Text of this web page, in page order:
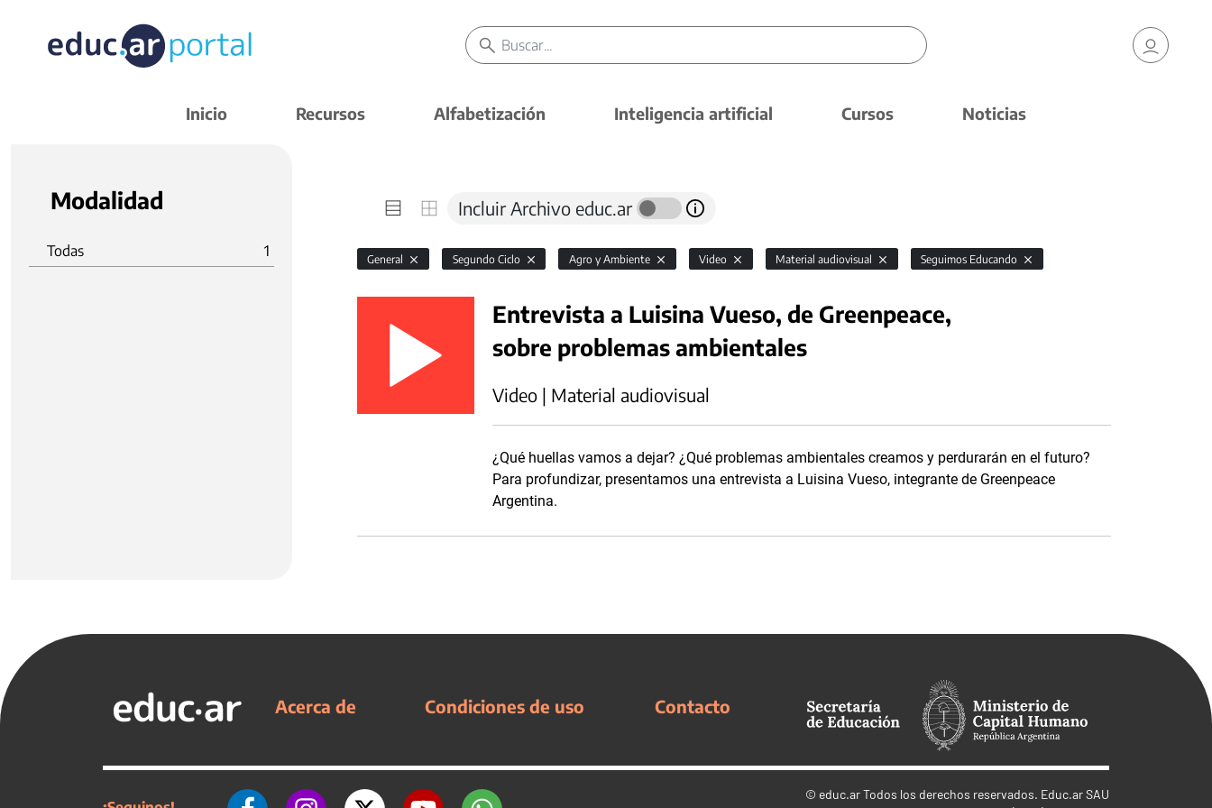
Inicio Recursos Alfabetización Inteligencia artificial Cursos Noticias
Modalidad
Todas 1
Incluir Archivo educ.ar
General Segundo Ciclo Agro y Ambiente Video Material audiovisual Seguimos Educando
Entrevista a Luisina Vueso, de Greenpeace,
sobre problemas ambientales
Video | Material audiovisual
¿Qué huellas vamos a dejar? ¿Qué problemas ambientales creamos y perdurarán en el futuro?
Para profundizar, presentamos una entrevista a Luisina Vueso, integrante de Greenpeace
Argentina.
Acerca de Condiciones de uso Contacto
© educ.arTodos los derechos reservados. Educ.ar SAU